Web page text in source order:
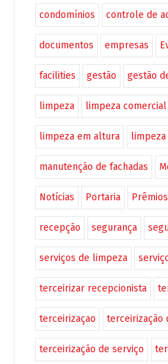
condomínios controle de
documentos empresas
facilities gestão gestão
limpeza limpeza comercial
limpeza em altura
manutenção de fachadas
Notícias Portaria Prêmios
recepção segurança
serviços de limpeza
terceirizar recepcionista
terceirizaçao terceirização
terceirização de serviço